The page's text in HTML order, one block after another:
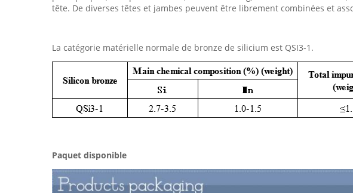
tête. De diverses têtes et jambes peuvent être librement combinées et
La catégorie matérielle normale de bronze de silicium est QSI3-1.
Paquet disponible